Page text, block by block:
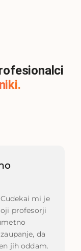
mi je
profesorji
da
jih oddam.